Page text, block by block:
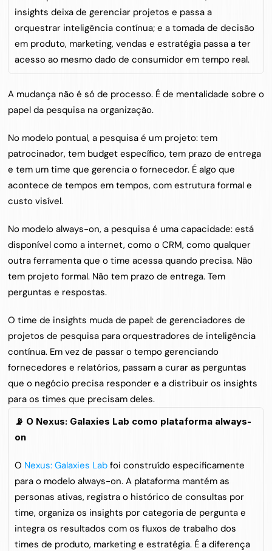
insights deixa de gerenciar projetos e passa a
orquestrar inteligência contínua; e a tomada de decisão
em produto, marketing, vendas e estratégia passa a ter
acesso ao mesmo dado de consumidor em tempo real.
A mudança não é só de processo. É de mentalidade sobre o
papel da pesquisa na organização.
No modelo pontual, a pesquisa é um projeto: tem
patrocinador, tem budget específico, tem prazo de entrega
e tem um time que gerencia o fornecedor. É algo que
acontece de tempos em tempos, com estrutura formal e
custo visível.
No modelo always-on, a pesquisa é uma capacidade: está
disponível como a internet, como o CRM, como qualquer
outra ferramenta que o time acessa quando precisa. Não
tem projeto formal. Não tem prazo de entrega. Tem
perguntas e respostas.
O time de insights muda de papel: de gerenciadores de
projetos de pesquisa para orquestradores de inteligência
contínua. Em vez de passar o tempo gerenciando
fornecedores e relatórios, passam a curar as perguntas
que o negócio precisa responder e a distribuir os insights
para os times que precisam deles.
📡 O Nexus: Galaxies Lab como plataforma always-
on
O Nexus: Galaxies Lab foi construído especificamente
para o modelo always-on. A plataforma mantém as
personas ativas, registra o histórico de consultas por
time, organiza os insights por categoria de pergunta e
integra os resultados com os fluxos de trabalho dos
times de produto, marketing e estratégia. É a diferença